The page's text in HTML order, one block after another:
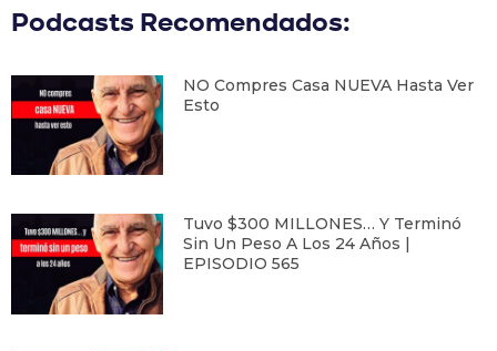
Podcasts Recomendados:
NO Compres Casa NUEVA Hasta Ver
Esto
Tuvo $300 MILLONES… Y Terminó
Sin Un Peso A Los 24 Años |
EPISODIO 565